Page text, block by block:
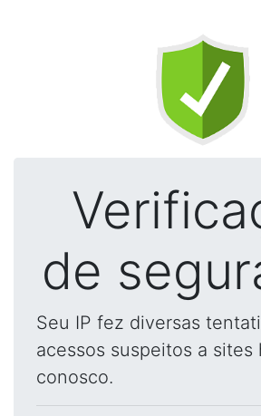
de
Seu IP fez diversas
acessos suspeitos a sites
conosco.